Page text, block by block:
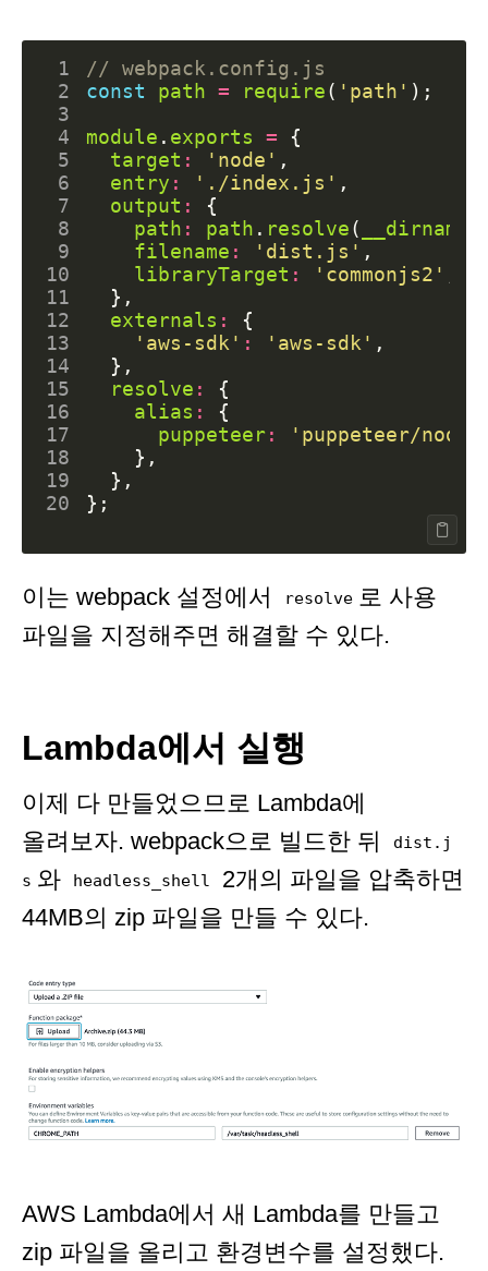
1
2
const path = require( 'path' );
3
4
module . exports =
{
5
target : 'node' ,
6
entry : './index.js' ,
7
output :
{
8
path : path . resolve( __dirname
9
filename : 'dist.js' ,
10
libraryTarget : 'commonjs2'
11
},
12
externals :
{
13
'aws-sdk' : 'aws-sdk' ,
14
},
15
resolve :
{
16
alias :
{
17
puppeteer:
'puppeteer/
18
},
19
},
20
};
이는 webpack 설정에서 resolve 로 사용
파일을 지정해주면 해결할 수 있다.
Lambda에서 실행
이제 다 만들었으므로 Lambda에
올려보자. webpack으로 빌드한 뒤
dist.j
s 와 headless_shell
2개의 파일을 압축하면
44MB의 zip 파일을 만들 수 있다.
AWS Lambda에서 새 Lambda를 만들고
zip 파일을 올리고 환경변수를 설정했다.